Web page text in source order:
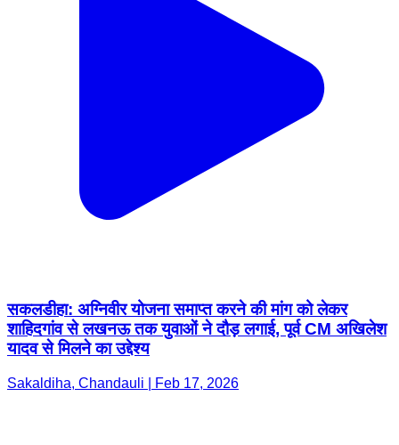
सकलडीहा: अग्निवीर योजना समाप्त करने की मांग को लेकर
शाहिदगांव से लखनऊ तक युवाओं ने दौड़ लगाई, पूर्व CM अखिलेश
यादव से मिलने का उद्देश्य
Sakaldiha, Chandauli | Feb 17, 2026